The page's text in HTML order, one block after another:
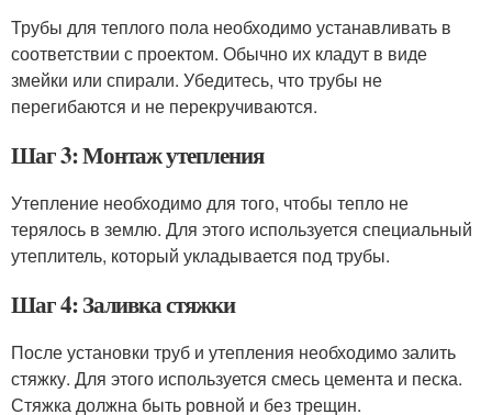
Трубы для теплого пола необходимо устанавливать в
соответствии с проектом. Обычно их кладут в виде
змейки или спирали. Убедитесь, что трубы не
перегибаются и не перекручиваются.
Шаг 3: Монтаж утепления
Утепление необходимо для того, чтобы тепло не
терялось в землю. Для этого используется специальный
утеплитель, который укладывается под трубы.
Шаг 4: Заливка стяжки
После установки труб и утепления необходимо залить
стяжку. Для этого используется смесь цемента и песка.
Стяжка должна быть ровной и без трещин.